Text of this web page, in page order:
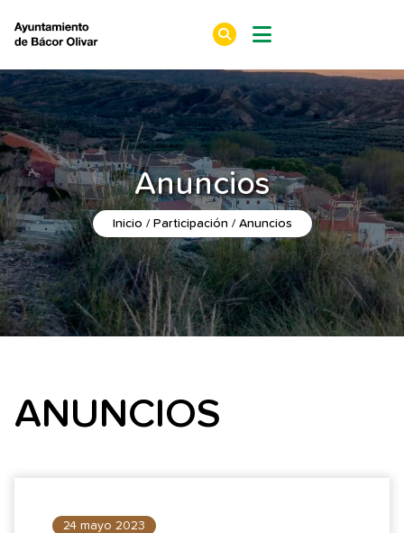
Anuncios
Inicio Participación Anuncios
ANUNCIOS
24 mayo 2023